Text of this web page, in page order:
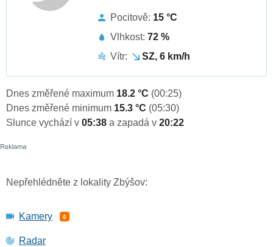
Pocitově: 15 °C
Vlhkost: 72 %
Vítr:
SZ, 6 km/h
Dnes změřené maximum 18.2 °C (00:25)
Dnes změřené minimum 15.3 °C (05:30)
Slunce vychází v 05:38 a zapadá v 20:22
Nepřehlédněte z lokality Zbýšov:
Kamery 6
Radar